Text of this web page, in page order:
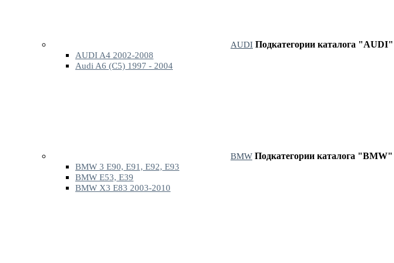
AUDI Подкатегории каталога "AUDI"
AUDI A4 2002-2008
Audi A6 (C5) 1997 - 2004
BMW Подкатегории каталога "BMW"
BMW 3 E90, E91, E92, E93
BMW E53, E39
BMW X3 E83 2003-2010